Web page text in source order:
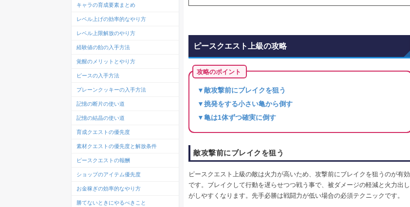
ピースクエスト上級の攻略
攻略のポイント
▼敵攻撃前にブレイクを狙う
▼挑発をする小さい亀から倒す
▼亀は1体ずつ確実に倒す
敵攻撃前にブレイクを狙う
ピースクエスト上級の敵は火力が高いため、攻撃前にブレイクを狙うのが有効
です。ブレイクして行動を遅らせつつ戦う事で、被ダメージの軽減と火力出し
がしやすくなります。先手必勝は戦闘力が低い場合の必須テクニックです。
キャラの育成要素まとめ
レベル上げの効率的なやり方
レベル上限解放のやり方
経験値の飴の入手方法
覚醒のメリットとやり方
ピースの入手方法
プレーンクッキーの入手方法
記憶の断片の使い道
記憶の結晶の使い道
育成クエストの優先度
素材クエストの優先度と解放条件
ピースクエストの報酬
ショップのアイテム優先度
お金稼ぎの効率的なやり方
勝てないときにやるべきこと